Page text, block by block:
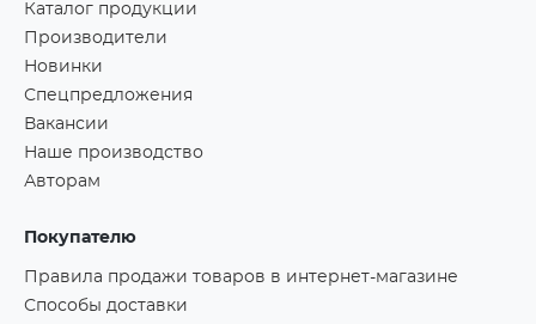
Каталог продукции
Производители
Новинки
Спецпредложения
Вакансии
Наше производство
Авторам
Покупателю
Правила продажи товаров в интернет-магазине
Способы доставки